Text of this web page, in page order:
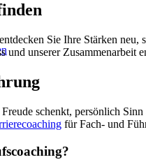
Sie Ihre Stärken neu,
und unserer
schenkt, persönlich
für Fach- und